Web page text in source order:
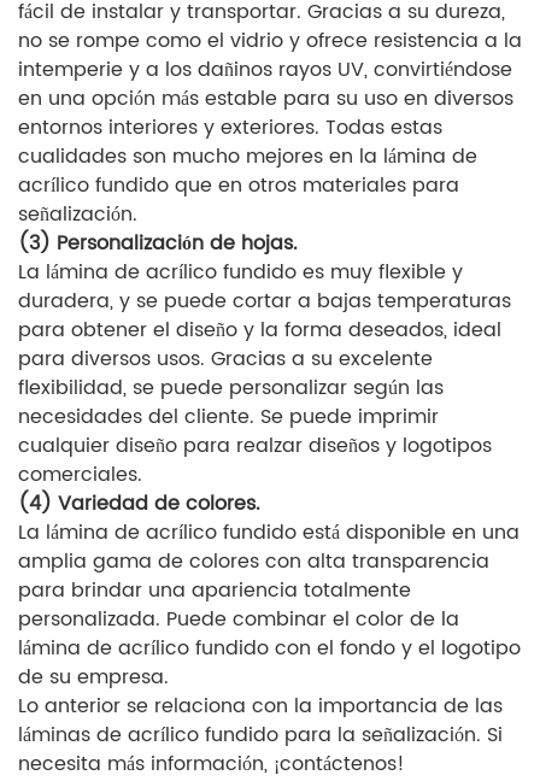
fácil de instalar y transportar. Gracias a su dureza,
no se rompe como el vidrio y ofrece resistencia a la
intemperie y a los dañinos rayos UV, convirtiéndose
en una opción más estable para su uso en diversos
entornos interiores y exteriores. Todas estas
cualidades son mucho mejores en la lámina de
acrílico fundido que en otros materiales para
señalización.
(3) Personalización de hojas.
La lámina de acrílico fundido es muy flexible y
duradera, y se puede cortar a bajas temperaturas
para obtener el diseño y la forma deseados, ideal
para diversos usos. Gracias a su excelente
flexibilidad, se puede personalizar según las
necesidades del cliente. Se puede imprimir
cualquier diseño para realzar diseños y logotipos
comerciales.
(4) Variedad de colores.
La lámina de acrílico fundido está disponible en una
amplia gama de colores con alta transparencia
para brindar una apariencia totalmente
personalizada. Puede combinar el color de la
lámina de acrílico fundido con el fondo y el logotipo
de su empresa.
Lo anterior se relaciona con la importancia de las
láminas de acrílico fundido para la señalización. Si
necesita más información, ¡contáctenos!